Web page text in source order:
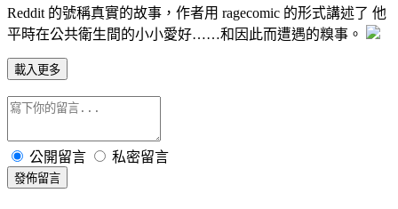
Reddit 的號稱真實的故事，作者用 ragecomic 的形式講述了 他
平時在公共衛生間的小小愛好……和因此而遭遇的糗事。
載入更多
公開留言 私密留言
發佈留言